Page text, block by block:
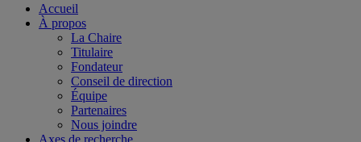
Accueil
À propos
La Chaire
Titulaire
Fondateur
Conseil de direction
Équipe
Partenaires
Nous joindre
Axes de recherche